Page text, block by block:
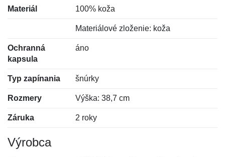
Materiál 100% koža
Materiálové zloženie: koža
Ochranná
kapsula
áno
Typ zapínania šnúrky
Rozmery Výška: 38,7 cm
Záruka 2 roky
Výrobca